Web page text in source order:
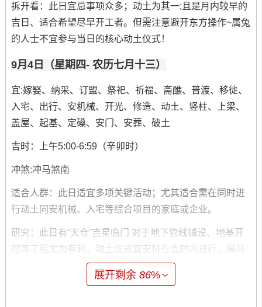
拆开看：此日宜忌事项众多；动土为其一;且是月内较早的
吉日、适合希望尽早开工者。但需注意避开东方操作~属兔
的人士不宜参与当日的核心动土仪式！
9月4日（星期四- 农历七月十三）
宜:嫁娶、纳采、订盟、祭祀、祈福、斋醮、普渡、移徙、
入宅、出行、安机械、开光、修造、动土、竖柱、上梁、
盖屋、起基、定磉、安门、安葬、破土
吉时：上午5:00-6:59（辛卯时）
冲煞:冲马煞南
适合人群：此日适宜多项关键活动；尤其适合需在同时进
行动土同安机械、入宅等综合项目的家庭或企业。
研究：此日有“天仓”吉星临门 对于地下管线铺设、地基开
挖等工程尤为有利。动土仪式宜安排在吉时内进行、属马
展开剩余86%